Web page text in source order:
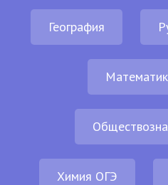
География
Химия ОГЭ